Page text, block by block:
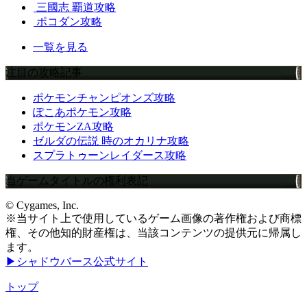
三國志 覇道攻略
ポコダン攻略
一覧を見る
注目の攻略記事
ポケモンチャンピオンズ攻略
ぽこあポケモン攻略
ポケモンZA攻略
ゼルダの伝説 時のオカリナ攻略
スプラトゥーンレイダース攻略
当ゲームタイトルの権利表記
© Cygames, Inc.
※当サイト上で使用しているゲーム画像の著作権および商標
権、その他知的財産権は、当該コンテンツの提供元に帰属し
ます。
▶シャドウバース公式サイト
トップ